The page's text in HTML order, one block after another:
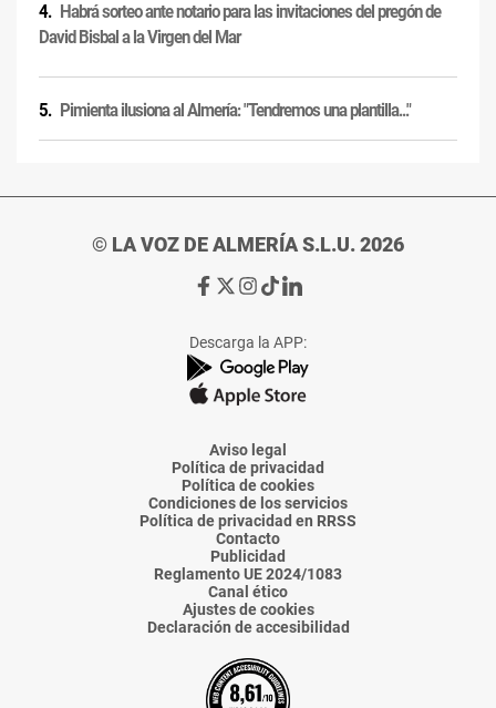
Habrá sorteo ante notario para las invitaciones del pregón de
David Bisbal a la Virgen del Mar
Pimienta ilusiona al Almería: "Tendremos una plantilla..."
© LA VOZ DE ALMERÍA S.L.U. 2026
Ir
de
La
Voz
Almería
Ir
de
La
Voz
Almería
Ir
de
La
Voz
Almería
Ir
de
La
Voz
Almería
Ir
de
La
Voz
Descarga la APP:
Aviso legal
Política de privacidad
Política de cookies
Condiciones de los servicios
Política de privacidad en RRSS
Contacto
Publicidad
Reglamento UE 2024/1083
Canal ético
Ajustes de cookies
Declaración de accesibilidad